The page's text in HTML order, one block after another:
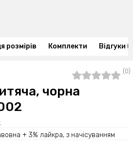
розмірів Комплекти Відгуки
(0)
чорна
+ 3% лайкра, з начісуванням